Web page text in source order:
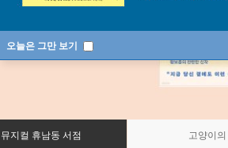
오늘은 그만 보기
뮤지컬 휴남동 서점 고양이